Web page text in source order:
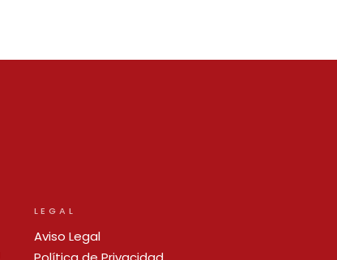
LEGAL
Aviso Legal